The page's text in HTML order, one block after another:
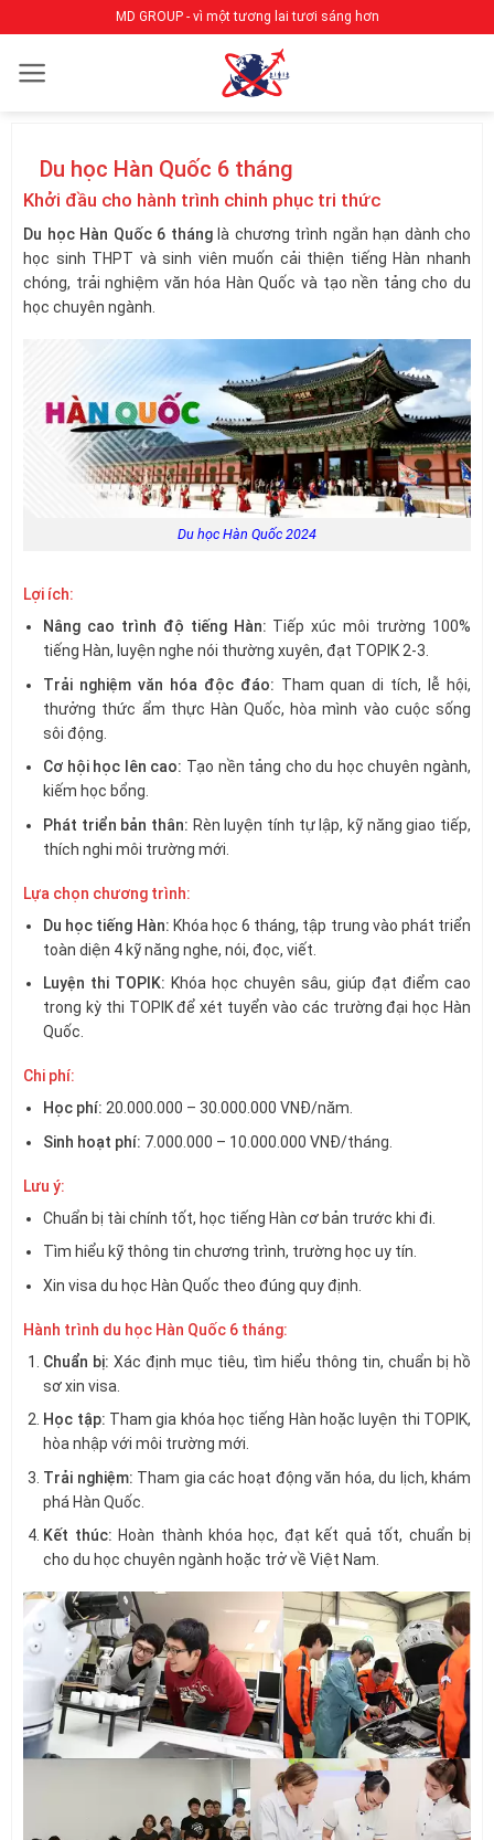
qua
nội
MD GROUP - vì một tương lai tươi sáng hơn
Du học Hàn Quốc 6 tháng
Khởi đầu cho hành trình chinh phục tri thức
Du học Hàn Quốc 6 tháng là chương trình ngắn hạn dành cho
học sinh THPT và sinh viên muốn cải thiện tiếng Hàn nhanh
chóng, trải nghiệm văn hóa Hàn Quốc và tạo nền tảng cho du
học chuyên ngành.
Du học Hàn Quốc 2024
Lợi ích:
Nâng cao trình độ tiếng Hàn: Tiếp xúc môi trường 100%
tiếng Hàn, luyện nghe nói thường xuyên, đạt TOPIK 2-3.
Trải nghiệm văn hóa độc đáo: Tham quan di tích, lễ hội,
thưởng thức ẩm thực Hàn Quốc, hòa mình vào cuộc sống
sôi động.
Cơ hội học lên cao: Tạo nền tảng cho du học chuyên ngành,
kiếm học bổng.
Phát triển bản thân: Rèn luyện tính tự lập, kỹ năng giao tiếp,
thích nghi môi trường mới.
Lựa chọn chương trình:
Du học tiếng Hàn: Khóa học 6 tháng, tập trung vào phát triển
toàn diện 4 kỹ năng nghe, nói, đọc, viết.
Luyện thi TOPIK: Khóa học chuyên sâu, giúp đạt điểm cao
trong kỳ thi TOPIK để xét tuyển vào các trường đại học Hàn
Quốc.
Chi phí:
Học phí: 20.000.000 – 30.000.000 VNĐ/năm.
Sinh hoạt phí: 7.000.000 – 10.000.000 VNĐ/tháng.
Lưu ý:
Chuẩn bị tài chính tốt, học tiếng Hàn cơ bản trước khi đi.
Tìm hiểu kỹ thông tin chương trình, trường học uy tín.
Xin visa du học Hàn Quốc theo đúng quy định.
Hành trình du học Hàn Quốc 6 tháng:
Chuẩn bị: Xác định mục tiêu, tìm hiểu thông tin, chuẩn bị hồ
sơ xin visa.
Học tập: Tham gia khóa học tiếng Hàn hoặc luyện thi TOPIK,
hòa nhập với môi trường mới.
Trải nghiệm: Tham gia các hoạt động văn hóa, du lịch, khám
phá Hàn Quốc.
Kết thúc: Hoàn thành khóa học, đạt kết quả tốt, chuẩn bị
cho du học chuyên ngành hoặc trở về Việt Nam.